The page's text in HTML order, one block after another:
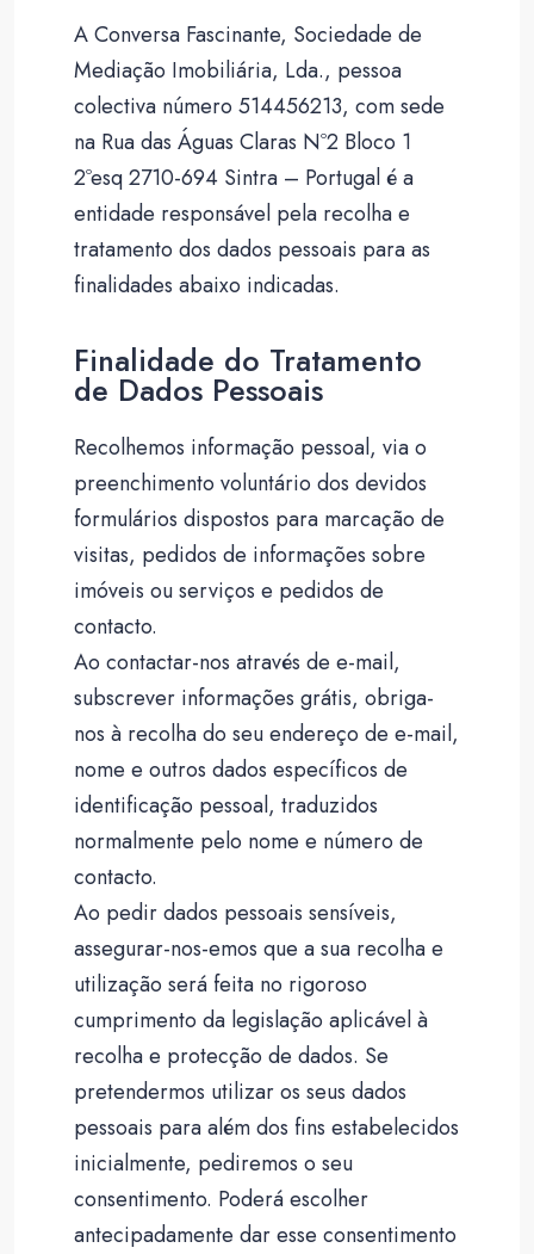
A Conversa Fascinante, Sociedade de
Mediação Imobiliária, Lda., pessoa
colectiva número 514456213, com sede
na Rua das Águas Claras Nº2 Bloco 1
2ºesq 2710-694 Sintra – Portugal é a
entidade responsável pela recolha e
tratamento dos dados pessoais para as
finalidades abaixo indicadas.
Finalidade do Tratamento
de Dados Pessoais
Recolhemos informação pessoal, via o
preenchimento voluntário dos devidos
formulários dispostos para marcação de
visitas, pedidos de informações sobre
imóveis ou serviços e pedidos de
contacto.
Ao contactar-nos através de e-mail,
subscrever informações grátis, obriga-
nos à recolha do seu endereço de e-mail,
nome e outros dados específicos de
identificação pessoal, traduzidos
normalmente pelo nome e número de
contacto.
Ao pedir dados pessoais sensíveis,
assegurar-nos-emos que a sua recolha e
utilização será feita no rigoroso
cumprimento da legislação aplicável à
recolha e protecção de dados. Se
pretendermos utilizar os seus dados
pessoais para além dos fins estabelecidos
inicialmente, pediremos o seu
consentimento. Poderá escolher
antecipadamente dar esse consentimento